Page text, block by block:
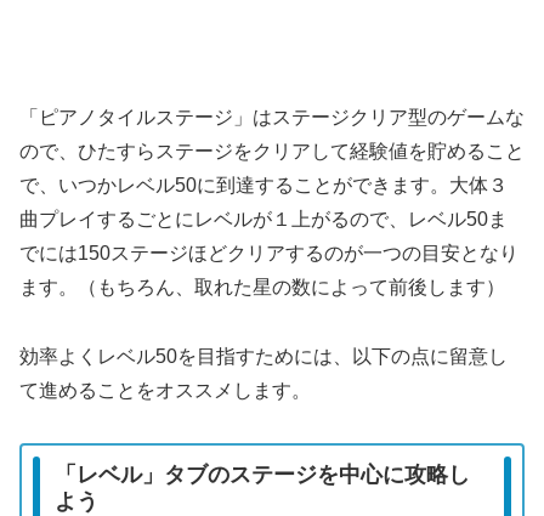
「ピアノタイルステージ」はステージクリア型のゲームな
ので、ひたすらステージをクリアして経験値を貯めること
で、いつかレベル50に到達することができます。大体３
曲プレイするごとにレベルが１上がるので、レベル50ま
でには150ステージほどクリアするのが一つの目安となり
ます。（もちろん、取れた星の数によって前後します）
効率よくレベル50を目指すためには、以下の点に留意し
て進めることをオススメします。
「レベル」タブのステージを中心に攻略し
よう